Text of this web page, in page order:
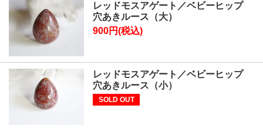
レッドモスアゲート／ベビーヒップ
穴あきルース（大）
900円(税込)
レッドモスアゲート／ベビーヒップ
穴あきルース（小）
SOLD OUT